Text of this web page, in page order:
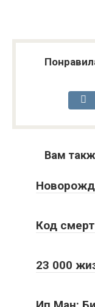
Вам
Код
23 000